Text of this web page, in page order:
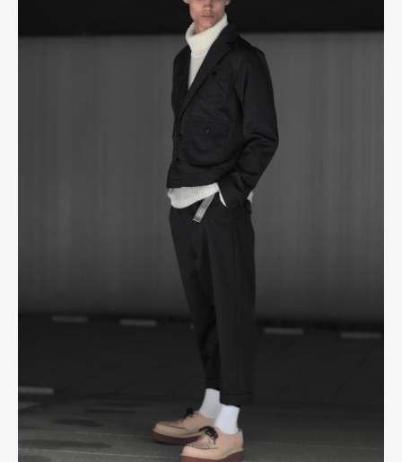
WatchFashion
GourmetCars
Culture Lifestyle
Pen Membership
Magazine
Official Columnist
About
Contact
Pen international Pen tw